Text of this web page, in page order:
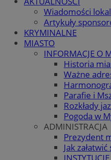
Wiadomości
Artykuły
KRYMINALNE
MIASTO
INFORMACJE O
Historia
Ważne
Parafie i
Rozkłady
Pogoda w
ADMINISTRACJA
Prezydent
Jak